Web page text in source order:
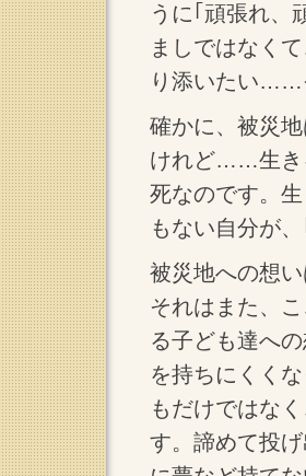
うに｢頑張れ、
ましではなく
り添いたい……
確かに、被災
けれど……生き
死なのです。
もない自分が
被災地への想
それはまた、
る子ども達へ
を持ちにくく
もだけではな
す。諦めて投